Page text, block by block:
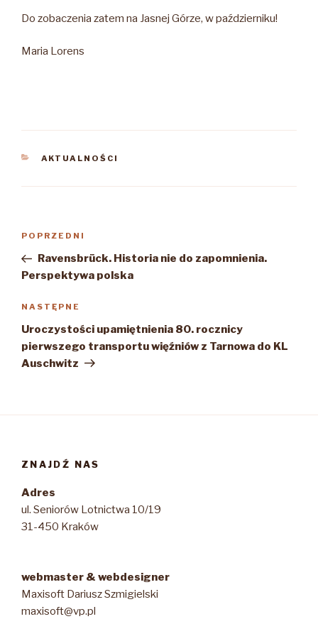
Do zobaczenia zatem na Jasnej Górze, w październiku!
Maria Lorens
KATEGORIE
AKTUALNOŚCI
Poprzedni
wpis
POPRZEDNI
Ravensbrück. Historia nie do zapomnienia.
Perspektywa polska
Następny
wpis
NASTĘPNE
Uroczystości upamiętnienia 80. rocznicy
pierwszego transportu więźniów z Tarnowa do KL
Auschwitz
ZNAJDŹ NAS
Adres
ul. Seniorów Lotnictwa 10/19
31-450 Kraków
webmaster & webdesigner
Maxisoft Dariusz Szmigielski
maxisoft@vp.pl